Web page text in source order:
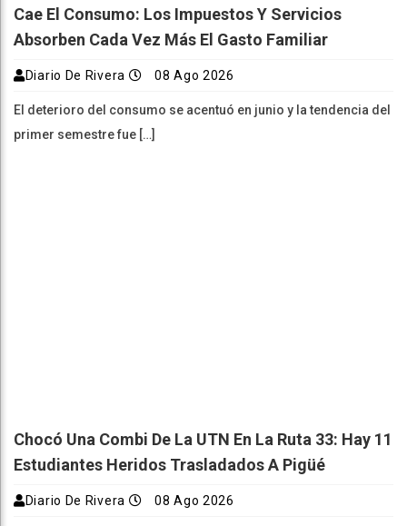
Cae El Consumo: Los Impuestos Y Servicios
Absorben Cada Vez Más El Gasto Familiar
Diario De Rivera 08 Ago 2026
El deterioro del consumo se acentuó en junio y la tendencia del
primer semestre fue […]
Chocó Una Combi De La UTN En La Ruta 33: Hay 11
Estudiantes Heridos Trasladados A Pigüé
Diario De Rivera 08 Ago 2026